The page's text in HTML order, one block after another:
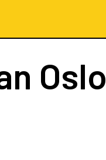
Oslo